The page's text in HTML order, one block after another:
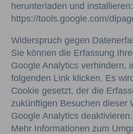
herunterladen und installieren:
https://tools.google.com/
Widerspruch gegen
Sie können die Erfassung
Google Analytics verhindern,
folgenden Link klicken. Es
Cookie gesetzt, der die
zukünftigen Besuchen dieser
Google Analytics deaktivieren.
Mehr Informationen zum